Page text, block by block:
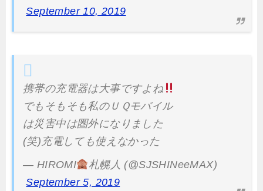
September 10, 2019
携帯の充電器は大事ですよね
でもそもそも私のＵＱモバイル
は災害中は圏外になりました
(笑)充電しても使えなかった
— HIROMI
札幌人 (@SJSHINeeMAX)
September 5, 2019